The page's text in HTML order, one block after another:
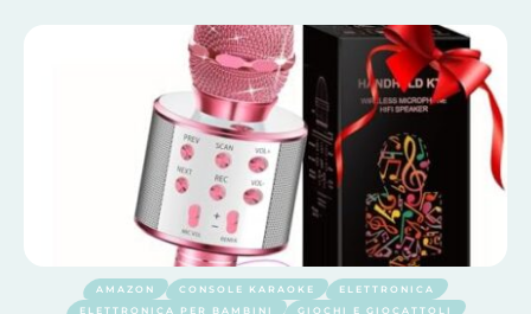
ELETTRONICA
GIOCHI E GIOCATTOLI
ACCESSORI PER
GIOCHI D'IMITAZIONE E